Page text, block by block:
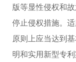
版等显性侵权和
停止侵权措施。
原则上应当达到
明和实用新型专